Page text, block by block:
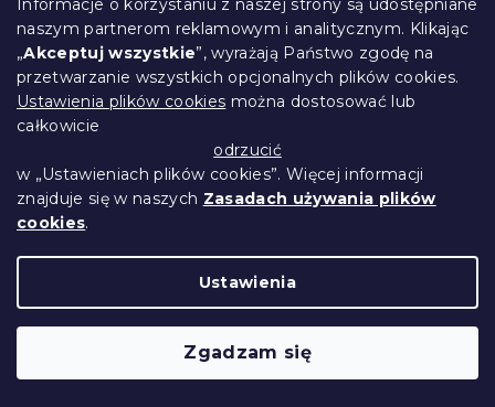
Informacje o korzystaniu z naszej strony są udostępniane
naszym partnerom reklamowym i analitycznym. Klikając
„Akceptuj wszystkie”, wyrażają Państwo zgodę na
przetwarzanie wszystkich opcjonalnych plików cookies.
Ustawienia plików cookies można dostosować lub
całkowicie
odrzucić
w „Ustawieniach plików cookies”. Więcej informacji
znajduje się w naszych Zasadach używania plików
cookies.
Ustawienia
Zgadzam się
W magazynie (>10 szt)
od38 zł Szczegóły